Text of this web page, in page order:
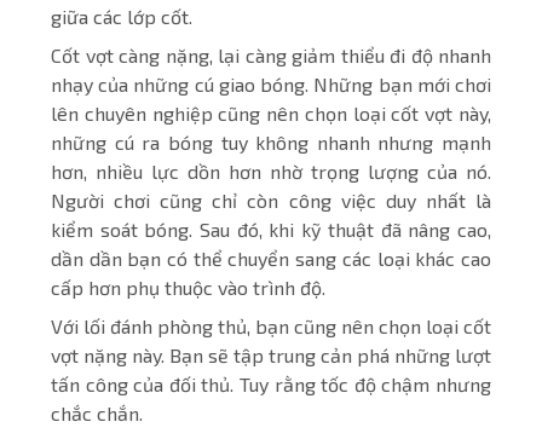
giữa các lớp cốt.
Cốt vợt càng nặng, lại càng giảm thiểu đi độ nhanh
nhạy của những cú giao bóng. Những bạn mới chơi
lên chuyên nghiệp cũng nên chọn loại cốt vợt này,
những cú ra bóng tuy không nhanh nhưng mạnh
hơn, nhiều lực dồn hơn nhờ trọng lượng của nó.
Người chơi cũng chỉ còn công việc duy nhất là
kiểm soát bóng. Sau đó, khi kỹ thuật đã nâng cao,
dần dần bạn có thể chuyển sang các loại khác cao
cấp hơn phụ thuộc vào trình độ.
Với lối đánh phòng thủ, bạn cũng nên chọn loại cốt
vợt nặng này. Bạn sẽ tập trung cản phá những lượt
tấn công của đối thủ. Tuy rằng tốc độ chậm nhưng
chắc chắn.